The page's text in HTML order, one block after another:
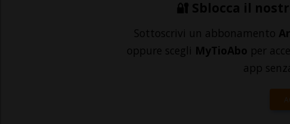
🔐 Sblocca il
Sottoscrivi un abbonamento
oppure scegli MyTioAbo per
app